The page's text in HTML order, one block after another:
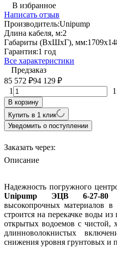
В избранное
Написать отзыв
Производитель:Unipump
Длина кабеля, м:2
Габариты (ВхШхГ), мм:
Гарантия:1 год
Все характеристики
Предзаказ
85 572 ₽94 129 ₽
1 1
В корзину
Купить в 1 клик
Уведомить о поступлении
Заказать через:
Описание
Надежность погружного
Unipump ЭЦВ 6-27-80
высокопрочных материалов в
строится на перекачке воды
открытых водоемов с чистой,
длинноволокнистых
снижения уровня грунтовых и